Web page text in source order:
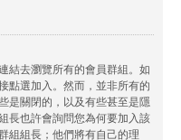
結去瀏覽所有的會員群組。如
點選加入。然而，並非所有的
是關閉的，以及有些甚至是隱
長也許會詢問您為何要加入該
組組長；他們將有自己的理